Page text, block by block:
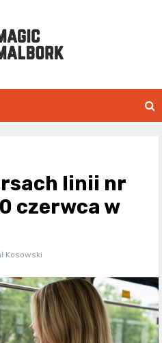
linii nr
czerwca w
Kosowski